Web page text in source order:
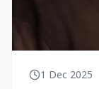
1 Dec 2025